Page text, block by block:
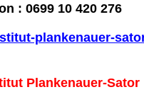
: 0699 10 420 276
plankenauer-
Plankenauer-Sator